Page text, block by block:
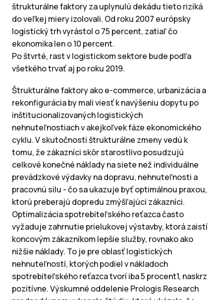
štrukturálne faktory za uplynulú dekádu tieto riziká
do veľkej miery izolovali. Od roku 2007 európsky
logistický trh vyrástol o 75 percent, zatiaľ čo
ekonomika len o 10 percent.
Po štvrté, rast v logistickom sektore bude podľa
všetkého trvať aj po roku 2019.
Štrukturálne faktory ako e-commerce, urbanizácia a
rekonfigurácia by mali viesť k navýšeniu dopytu po
inštitucionalizovaných logistických
nehnuteľnostiach v akejkoľvek fáze ekonomického
cyklu. V skutočnosti štrukturálne zmeny vedú k
tomu, že zákazníci skôr starostlivo posudzujú
celkové konečné náklady na siete než individuálne
prevádzkové výdavky na dopravu, nehnuteľnosti a
pracovnú silu - čo sa ukazuje byť optimálnou praxou,
ktorú preberajú dopredu zmýšľajúci zákazníci.
Optimalizácia spotrebiteľského reťazca často
vyžaduje zahrnutie prielukovej výstavby, ktorá zaistí
koncovým zákazníkom lepšie služby, rovnako ako
nižšie náklady. To je pre oblasť logistických
nehnuteľností, ktorých podiel v nákladoch
spotrebiteľského reťazca tvorí iba 5 procent1, naskrz
pozitívne. Výskumné oddelenie Prologis Research